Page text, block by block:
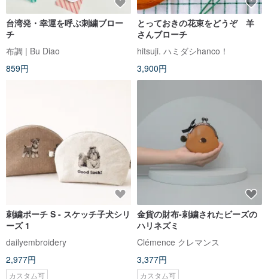
台湾発・幸運を呼ぶ刺繍ブロー
チ
布調 | Bu Diao
859円
とっておきの花束をどうぞ 羊
さんブローチ
hitsuji. ハミダシhanco！
3,900円
刺繍ポーチ S - スケッチ子犬シリ
ーズ 1
dailyembroidery
2,977円
カスタム可
金貨の財布-刺繍されたビーズの
ハリネズミ
Clémence クレマンス
3,377円
カスタム可